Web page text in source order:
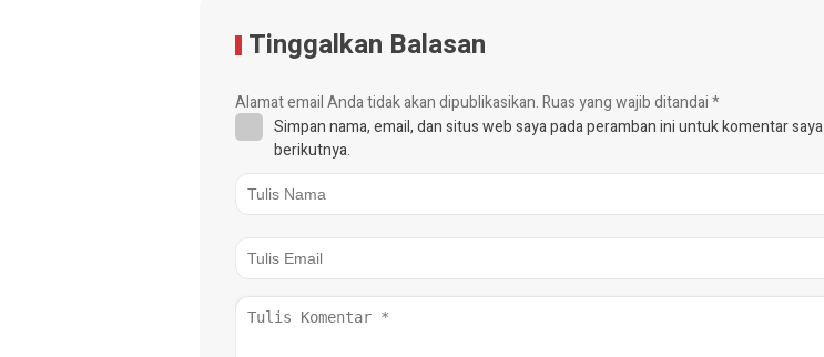
Tinggalkan Balasan
Alamat email Anda tidak akan dipublikasikan.Ruas yang wajib ditandai*
Simpan nama, email, dan situs web saya pada peramban ini untuk komentar saya
berikutnya.